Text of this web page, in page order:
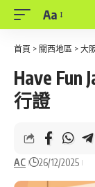
Font
Resizer
Aa
首頁 > 關西地區 > 大
Have Fun
行證
AC 26/12/2025